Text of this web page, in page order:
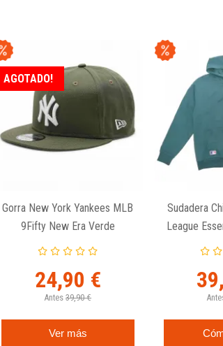
Gorra New York Yankees MLB
9Fifty New Era Verde
24,90 €
Antes 39,90 €
Ver más
AGOTADO!
Sudadera
League